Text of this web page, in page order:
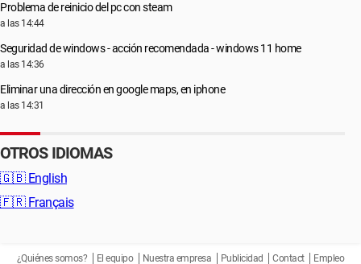
Problema de reinicio del pc con steam
a las 14:44
Seguridad de windows - acción recomendada - windows 11 home
a las 14:36
Eliminar una dirección en google maps, en iphone
a las 14:31
OTROS IDIOMAS
🇬🇧 English
🇫🇷 Français
¿Quiénes somos? El equipo Nuestra empresa Publicidad Contact Empleo